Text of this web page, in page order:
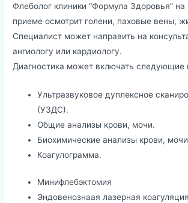
Флеболог клиники “Формула Здоровья”
приеме осмотрит голени, паховые вены,
Специалист может направить на
ангиологу или кардиологу.
Диагностика может включать следующие
Ультразвуковое дуплексное
(УЗДС).
Общие анализы крови, мочи.
Биохимические анализы крови,
Коагулограмма.
Минифлебэктомия
Эндовенознаая лазерная